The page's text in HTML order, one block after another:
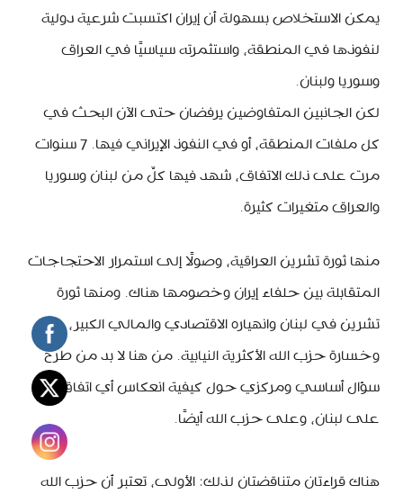
يمكن الاستخلاص بسهولة أن إيران اكتسبت شرعية دولية
لنفوذها في المنطقة، واستثمرته سياسيًا في العراق
وسوريا ولبنان.
لكن الجانبين المتفاوضين يرفضان حتى الآن البحث في
كل ملفات المنطقة، أو في النفوذ الإيراني فيها. 7 سنوات
مرت على ذلك الاتفاق، شهد فيها كلٌ من لبنان وسوريا
والعراق متغيرات كثيرة.
منها ثورة تشرين العراقية، وصولًا إلى استمرار الاحتجاجات
المتقابلة بين حلفاء إيران وخصومها هناك. ومنها ثورة
تشرين في لبنان وانهياره الاقتصادي والمالي الكبير،
وخسارة حزب الله الأكثرية النيابية. من هنا لا بد من طرح
سؤال أساسي ومركزي حول كيفية انعكاس أي اتفاق
على لبنان، وعلى حزب الله أيضًا.
هناك قراءتان متناقضتان لذلك: الأولى، تعتبر أن حزب الله